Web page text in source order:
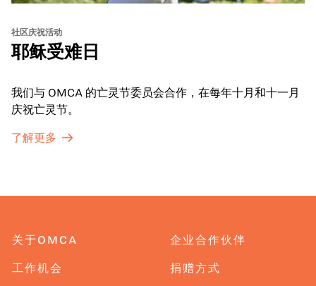
社区庆祝活动
耶稣受难日
我们与 OMCA 的亡灵节委员会合作，在每年十月和十一月
庆祝亡灵节。
了解更多
关于OMCA
工作机会
企业合作伙伴
捐赠方式